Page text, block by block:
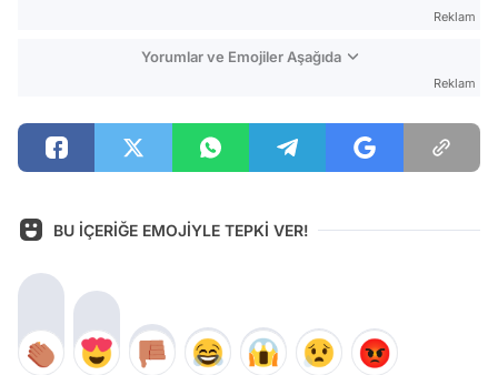
Reklam
Yorumlar ve Emojiler Aşağıda
Reklam
BU İÇERİĞE EMOJİYLE TEPKİ VER!